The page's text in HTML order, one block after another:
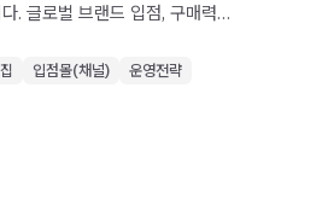
. 글로벌 브랜드 입점, 구매력
확인해보세요.
입점몰(채널) 운영전략